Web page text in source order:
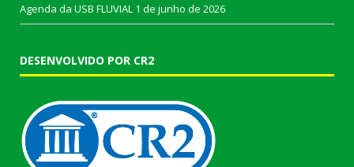
Agenda da USB FLUVIAL 1 de junho de 2026
DESENVOLVIDO POR CR2